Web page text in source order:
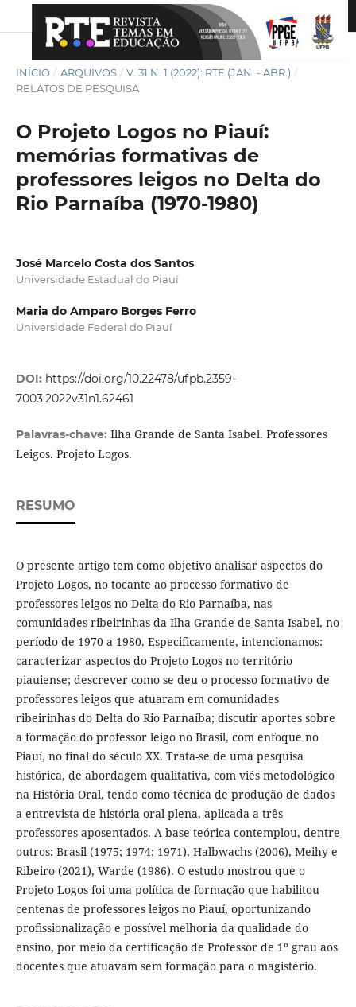
INÍCIO / ARQUIVOS / V. 31 N. 1 (2022): RTE (JAN. - ABR.) /
RELATOS DE PESQUISA
O Projeto Logos no Piauí:
memórias formativas de
professores leigos no Delta do
Rio Parnaíba (1970-1980)
José Marcelo Costa dos Santos
Universidade Estadual do Piauí
Maria do Amparo Borges Ferro
Universidade Federal do Piauí
DOI: https://doi.org/10.22478/ufpb.2359-
7003.2022v31n1.62461
Palavras-chave: Ilha Grande de Santa Isabel. Professores
Leigos. Projeto Logos.
RESUMO
O presente artigo tem como objetivo analisar aspectos do
Projeto Logos, no tocante ao processo formativo de
professores leigos no Delta do Rio Parnaíba, nas
comunidades ribeirinhas da Ilha Grande de Santa Isabel, no
período de 1970 a 1980. Especificamente, intencionamos:
caracterizar aspectos do Projeto Logos no território
piauiense; descrever como se deu o processo formativo de
professores leigos que atuaram em comunidades
ribeirinhas do Delta do Rio Parnaíba; discutir aportes sobre
a formação do professor leigo no Brasil, com enfoque no
Piauí, no final do século XX. Trata-se de uma pesquisa
histórica, de abordagem qualitativa, com viés metodológico
na História Oral, tendo como técnica de produção de dados
a entrevista de história oral plena, aplicada a três
professores aposentados. A base teórica contemplou, dentre
outros: Brasil (1975; 1974; 1971), Halbwachs (2006), Meihy e
Ribeiro (2021), Warde (1986). O estudo mostrou que o
Projeto Logos foi uma política de formação que habilitou
centenas de professores leigos no Piauí, oportunizando
profissionalização e possível melhoria da qualidade do
ensino, por meio da certificação de Professor de 1º grau aos
docentes que atuavam sem formação para o magistério.